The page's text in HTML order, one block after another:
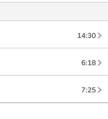
14:30
6:18
7:25